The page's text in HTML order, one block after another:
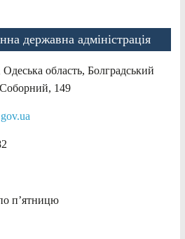
державна адміністрація
область, Болградський
149
п’ятницю